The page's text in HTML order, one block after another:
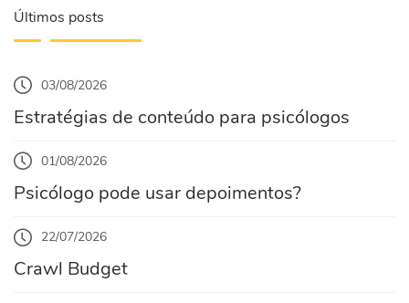
Últimos posts
03/08/2026
Estratégias de conteúdo para psicólogos
01/08/2026
Psicólogo pode usar depoimentos?
22/07/2026
Crawl Budget